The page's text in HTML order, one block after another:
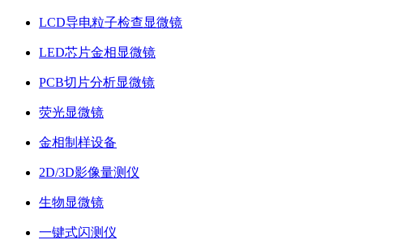
LCD导电粒子检查显微镜
LED芯片金相显微镜
PCB切片分析显微镜
荧光显微镜
金相制样设备
2D/3D影像量测仪
生物显微镜
一键式闪测仪